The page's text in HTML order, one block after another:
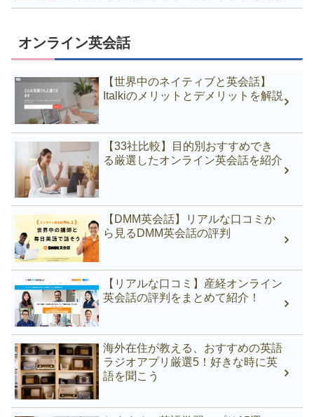
オンライン英会話
【世界中のネイティブと英会話】
Italkiのメリットとデメリットを解説
【33社比較】目的別おすすめでき
る厳選したオンライン英会話を紹介
【DMM英会話】リアルな口コミか
ら見るDMM英会話の評判
【リアルな口コミ】産経オンライン
英会話の評判をまとめて紹介！
海外在住が教える、おすすめの英語
ラジオアプリ厳選5！好きな時に英
語を聞こう